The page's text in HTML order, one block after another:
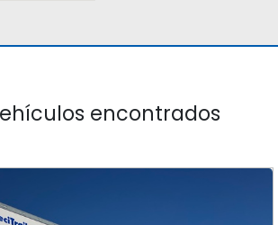
encontrados